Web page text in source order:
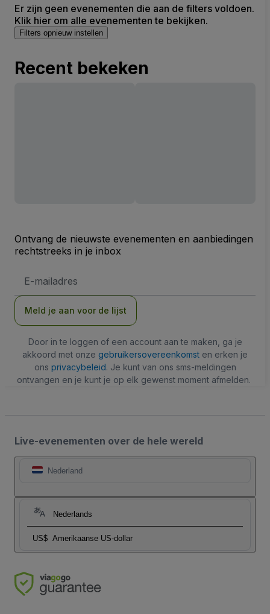
Er zijn geen evenementen die aan de filters voldoen.
Klik hier om alle evenementen te bekijken.
Filters opnieuw instellen
Recent bekeken
Ontvang de nieuwste evenementen en aanbiedingen
rechtstreeks in je inbox
mailadres
Meld je aan voor de lijst
Door in te loggen of een account aan te maken, ga je
akkoord met onze gebruikersovereenkomst en erken je
ons privacybeleid. Je kunt van ons sms-meldingen
ontvangen en je kunt je op elk gewenst moment afmelden.
Live-evenementen over de hele wereld
Nederland
Nederlands
US$ Amerikaanse US-dollar